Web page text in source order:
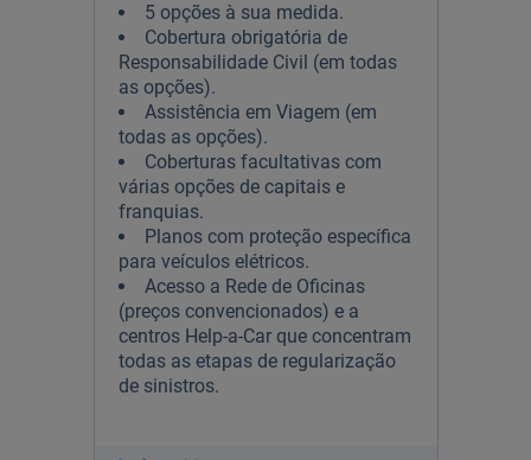
5 opções à sua medida.
Cobertura obrigatória de
Responsabilidade Civil (em todas
as opções).
Assistência em Viagem (em
todas as opções).
Coberturas facultativas com
várias opções de capitais e
franquias.
Planos com proteção específica
para veículos elétricos.
Acesso a Rede de Oficinas
(preços convencionados) e a
centros Help-a-Car que concentram
todas as etapas de regularização
de sinistros.